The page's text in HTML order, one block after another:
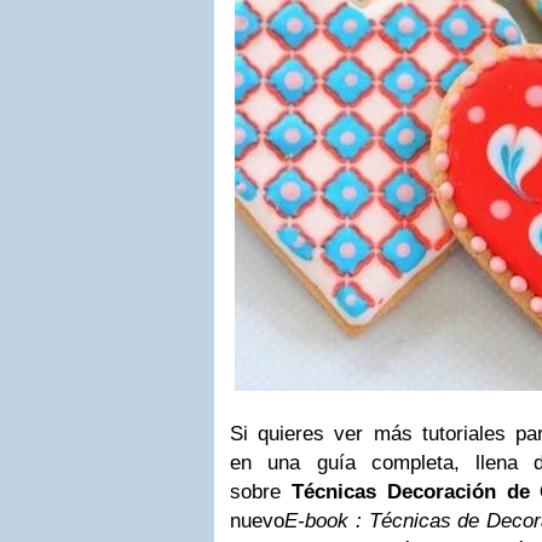
Si quieres ver más tutoriales
en una guía completa, llena
sobre Técnicas Decoración
nuevoE-book : Técnicas de